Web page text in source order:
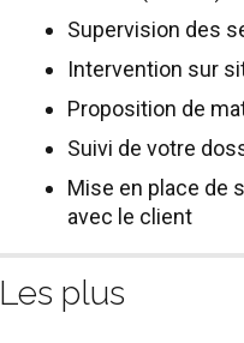
Supervision des
Intervention sur
Proposition de
Suivi de votre
Mise en place de
avec le client
Les plus